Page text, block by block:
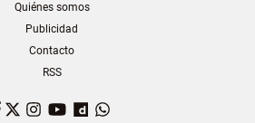
Quiénes somos
Publicidad
Contacto
RSS
Facebook
TwitterInstagram
YouTubeDailymotion